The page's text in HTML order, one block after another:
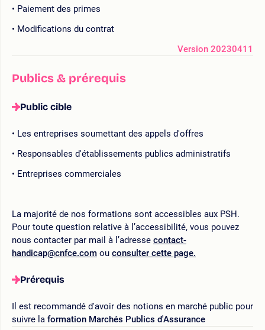
Paiement des primes
Modifications du contrat
Version 20230411
Publics & prérequis
Public cible
Les entreprises soumettant des appels d'offres
Responsables d'établissements publics administratifs
Entreprises commerciales
La majorité de nos formations sont accessibles aux PSH.
Pour toute question relative à l’accessibilité, vous pouvez
nous contacter par mail à l’adresse contact-
handicap@cnfce.com ou consulter cette page.
Prérequis
Il est recommandé d'avoir des notions en marché public pour
suivre la formation Marchés Publics d'Assurance